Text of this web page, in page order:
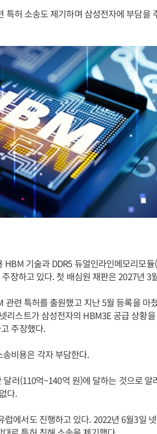
특허 소송도 제기하며 삼성전자에 부담을
기술과 DDR5 듀얼인라인메모리모
장하고 있다. 첫 배심원 재판은 2027년 3
련 특허를 출원했고 지난 5월 등록을 마
리스트가 삼성전자의 HBM3E 공급 상황
주장했다.
비용은 각자 부담한다.
러(110억~140억 원)에 달하는 것으로 알
다.
에서도 진행하고 있다. 2022년 6월3일